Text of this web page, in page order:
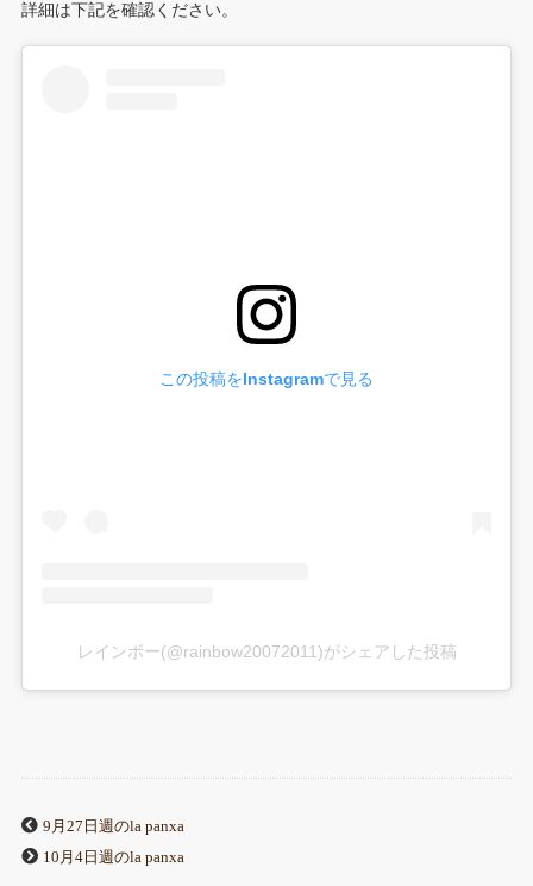
詳細は下記を確認ください。
この投稿をInstagramで見る
レインボー(@rainbow20072011)がシェアした投稿
9月27日週のla panxa
10月4日週のla panxa